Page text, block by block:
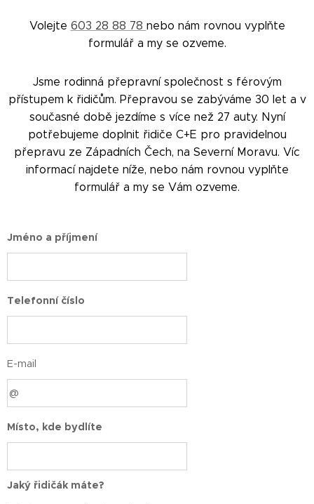
Volejte 603 28 88 78 nebo nám rovnou vyplňte
formulář a my se ozveme.
Jsme rodinná přepravní společnost s férovým
přístupem k řidičům. Přepravou se zabýváme 30 let a v
současné době jezdíme s více než 27 auty. Nyní
potřebujeme doplnit řidiče C+E pro pravidelnou
přepravu ze Západních Čech, na Severní Moravu. Víc
informací najdete níže, nebo nám rovnou vyplňte
formulář a my se Vám ozveme.
Jméno a příjmení
Telefonní číslo
E-mail
Místo, kde bydlíte
Jaký řidičák máte?